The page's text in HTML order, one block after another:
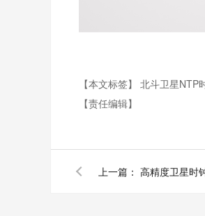
【本文标签】 北斗卫星NTP
【责任编辑】
上一篇：